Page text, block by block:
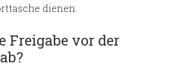
dienen.
Freigabe vor der